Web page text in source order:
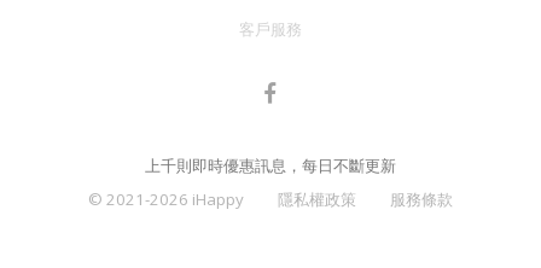
客戶服務
上千則即時優惠訊息，每日不斷更新
© 2021-2026 iHappy
隱私權政策 服務條款